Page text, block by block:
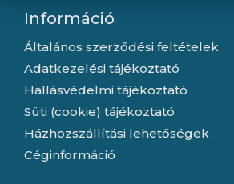
Információ
Általános szerződési feltételek
Adatkezelési tájékoztató
Hallásvédelmi tájékoztató
Süti (cookie) tájékoztató
Házhozszállítási lehetőségek
Céginformáció